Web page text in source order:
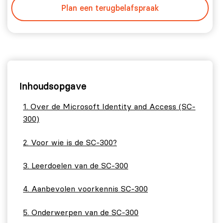
Plan een terugbelafspraak
Inhoudsopgave
Over de Microsoft Identity and Access (SC-
300)
Voor wie is de SC-300?
Leerdoelen van de SC-300
Aanbevolen voorkennis SC-300
Onderwerpen van de SC-300